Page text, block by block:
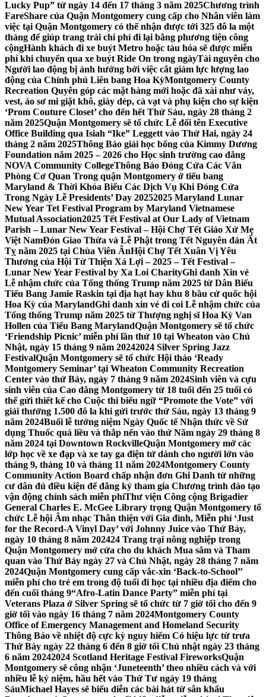
Lucky Pup” từ ngày 14 đến 17 tháng 3 năm 2025Chương trình
FareShare của Quận Montgomery cung cấp cho Nhân viên làm
việc tại Quận Montgomery có thể nhận được tới 325 đô la một
tháng để giúp trang trải chi phí đi lại bằng phương tiện công
cộngHành khách đi xe buýt Metro hoặc tàu hỏa sẽ được miễn
phí khi chuyển qua xe buýt Ride On trong ngàyTài nguyên cho
Người lao động bị ảnh hưởng bởi việc cắt giảm lực lượng lao
động của Chính phủ Liên bang Hoa KỳMontgomery County
Recreation Quyên góp các mặt hàng mới hoặc đã xài như váy,
vest, áo sơ mi giặt khô, giày dép, cà vạt và phụ kiện cho sự kiện
‘Prom Couture Closet’ cho đến hết Thứ Sáu, ngày 28 tháng 2
năm 2025Quận Montgomery sẽ tổ chức Lễ đổi tên Executive
Office Building qua Isiah “Ike” Leggett vào Thứ Hai, ngày 24
tháng 2 năm 2025Thông Báo giải học bổng của Kimmy Dương
Foundation năm 2025 – 2026 cho Học sinh trường cao đẳng
NOVA Community CollegeThông Báo Đóng Cửa Các Văn
Phòng Cơ Quan Trong quận Montgomery ở tiểu bang
Maryland & Thời Khóa Biểu Các Dịch Vụ Khi Đóng Cửa
Trong Ngày Lễ Presidents’ Day 20252025 Maryland Lunar
New Year Tet Festival Program by Maryland Vietnamese
Mutual Association2025 Tết Festival at Our Lady of Vietnam
Parish – Lunar New Year Festival – Hội Chợ Tết Giáo Xứ Mẹ
Việt NamĐón Giao Thừa và Lễ Phật trong Tết Nguyên đán Ất
Tỵ năm 2025 tại Chùa Viên ÂnHội Chợ Tết Xuân Vị Yêu
Thương của Hội Từ Thiện Xá Lợi – 2025 – Tết Festival –
Lunar New Year Festival by Xa Loi CharityGhi danh Xin vé
Lễ nhậm chức của Tổng thống Trump năm 2025 từ Dân Biểu
Tiểu Bang Jamie Raskin tại địa hạt hay khu 8 bầu cử quốc hội
Hoa Kỳ của MarylandGhi danh xin vé đi coi Lễ nhậm chức của
Tổng thống Trump năm 2025 từ Thượng nghị sĩ Hoa Kỳ Van
Hollen của Tiểu Bang MarylandQuận Montgomery sẽ tổ chức
‘Friendship Picnic’ miễn phí lần thứ 10 tại Wheaton vào Chủ
Nhật, ngày 15 tháng 9 năm 20242024 Silver Spring Jazz
FestivalQuận Montgomery sẽ tổ chức Hội thảo ‘Ready
Montgomery Seminar’ tại Wheaton Community Recreation
Center vào thứ Bảy, ngày 7 tháng 9 năm 2024Sinh viên và cựu
sinh viên của Cao đẳng Montgomery từ 18 tuổi đến 25 tuổi có
thể gửi thiết kế cho Cuộc thi biểu ngữ “Promote the Vote” với
giải thưởng 1.500 đô la khi gửi trước thứ Sáu, ngày 13 tháng 9
năm 2024Buổi lễ tưởng niệm Ngày Quốc tế Nhận thức về Sử
dụng Thuốc quá liều và thắp nến vào thứ Năm ngày 29 tháng 8
năm 2024 tại Downtown RockvilleQuận Montgomery mở các
lớp học về xe đạp và xe tay ga điện tử dành cho người lớn vào
tháng 9, tháng 10 và tháng 11 năm 2024Montgomery County
Community Action Board chấp nhận đơn Ghi Danh từ những
cư dân đủ điều kiện để đăng ký tham gia Chương trình đào tạo
vận động chính sách miễn phíThư viện Công cộng Brigadier
General Charles E. McGee Library trọng Quận Montgomery tổ
chức Lễ hội Âm nhạc Thân thiện với Gia đình, Miễn phí ‘Just
for the Record-A Vinyl Day’ với Johnny Juice vào Thứ Bảy,
ngày 10 tháng 8 năm 202424 Trang trại nông nghiệp trong
Quận Montgomery mở cửa cho du khách Mua sắm và Tham
quan vào Thứ Bảy ngày 27 và Chủ Nhật, ngày 28 tháng 7 năm
2024Quận Montgomery cung cấp vắc-xin ‘Back-to-School’’
miễn phí cho trẻ em trong độ tuổi đi học tại nhiều địa điểm cho
đến cuối tháng 9“Afro-Latin Dance Party” miễn phí tại
Veterans Plaza ở Silver Spring sẽ tổ chức từ 7 giờ tối cho đến 9
giờ tối vào ngày 16 tháng 7 năm 2024Montgomery County
Office of Emergency Management and Homeland Security
Thông Báo về nhiệt độ cực kỳ nguy hiểm Có hiệu lực từ trưa
Thứ Bảy ngày 22 tháng 6 đến 8 giờ tối Chủ nhật ngày 23 tháng
6 năm 20242024 Scotland Heritage Festival FireworksQuận
Montgomery sẽ công nhận ‘Juneteenth’ theo nhiều cách và với
nhiều lễ kỷ niệm, hầu hết vào Thứ Tư ngày 19 tháng
SáuMichael Hayes sẽ biểu diễn các bài hát từ sân khấu